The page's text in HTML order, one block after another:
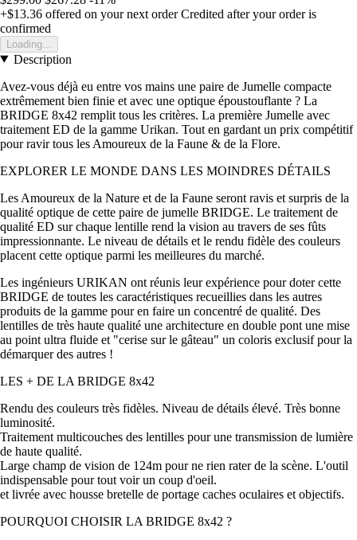
+$13.36 offered on your next order Credited after your order is
confirmed
Loading...
Description
Avez-vous déjà eu entre vos mains une paire de Jumelle compacte
extrêmement bien finie et avec une optique époustouflante ? La
BRIDGE 8x42 remplit tous les critères. La première Jumelle avec
traitement ED de la gamme Urikan. Tout en gardant un prix compétitif
pour ravir tous les Amoureux de la Faune & de la Flore.
EXPLORER LE MONDE DANS LES MOINDRES DÉTAILS
Les Amoureux de la Nature et de la Faune seront ravis et surpris de la
qualité optique de cette paire de jumelle BRIDGE. Le traitement de
qualité ED sur chaque lentille rend la vision au travers de ses fûts
impressionnante. Le niveau de détails et le rendu fidèle des couleurs
placent cette optique parmi les meilleures du marché.
Les ingénieurs URIKAN ont réunis leur expérience pour doter cette
BRIDGE de toutes les caractéristiques recueillies dans les autres
produits de la gamme pour en faire un concentré de qualité. Des
lentilles de très haute qualité une architecture en double pont une mise
au point ultra fluide et "cerise sur le gâteau" un coloris exclusif pour la
démarquer des autres !
LES + DE LA BRIDGE 8x42
Rendu des couleurs très fidèles. Niveau de détails élevé. Très bonne
luminosité.
Traitement multicouches des lentilles pour une transmission de lumière
de haute qualité.
Large champ de vision de 124m pour ne rien rater de la scène. L'outil
indispensable pour tout voir un coup d'oeil.
et livrée avec housse bretelle de portage caches oculaires et objectifs.
POURQUOI CHOISIR LA BRIDGE 8x42 ?